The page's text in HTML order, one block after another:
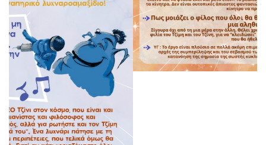
Κοινοποιήση
Διεθνές Φεστιβάλ Χορού Αναπηρίας και Μη